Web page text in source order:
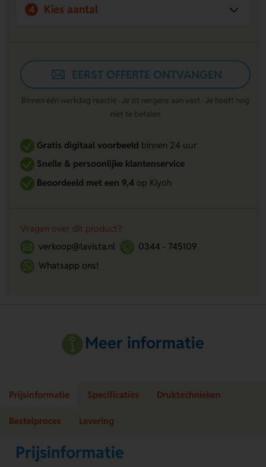
4 Kies aantal
EERST OFFERTE ONTVANGEN
Binnen één werkdag reactie · Je zit nergens aan vast · Je hoeft nog
niet te betalen
Gratis digitaal voorbeeldbinnen 24 uur
Snelle & persoonlijke klantenservice
Beoordeeld met een 9,4op Kiyoh
Vragen over dit product?
verkoop@lavista.nl
0344 - 745109
Whatsapp ons!
Meer informatie
Prijsinformatie Specificaties Druktechnieken
Bestelproces Levering
Prijsinformatie